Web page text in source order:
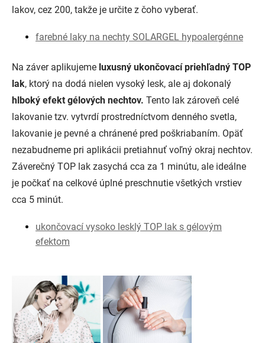
lakov, cez 200, takže je určite z čoho vyberať.
farebné laky na nechty SOLARGEL hypoalergénne
Na záver aplikujeme luxusný ukončovací priehľadný TOP
lak, ktorý na dodá nielen vysoký lesk, ale aj dokonalý
hlboký efekt gélových nechtov. Tento lak zároveň celé
lakovanie tzv. vytvrdí prostredníctvom denného svetla,
lakovanie je pevné a chránené pred poškriabaním. Opäť
nezabudneme pri aplikácii pretiahnuť voľný okraj nechtov.
Záverečný TOP lak zasychá cca za 1 minútu, ale ideálne
je počkať na celkové úplné preschnutie všetkých vrstiev
cca 5 minút.
ukončovací vysoko lesklý TOP lak s gélovým
efektom